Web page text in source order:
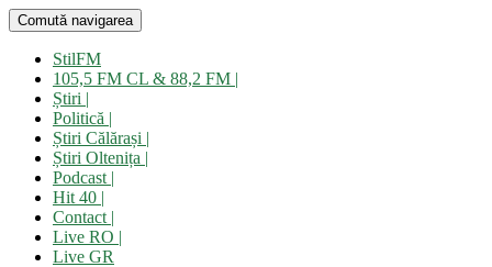
Sari
la
conținut
Stil FM
Pentru bună dispoziție! | Open radio!
Comută navigarea
StilFM
105,5 FM CL & 88,2 FM |
Știri |
Politică |
Știri Călărași |
Știri Oltenița |
Podcast |
Hit 40 |
Contact |
Live RO |
Live GR